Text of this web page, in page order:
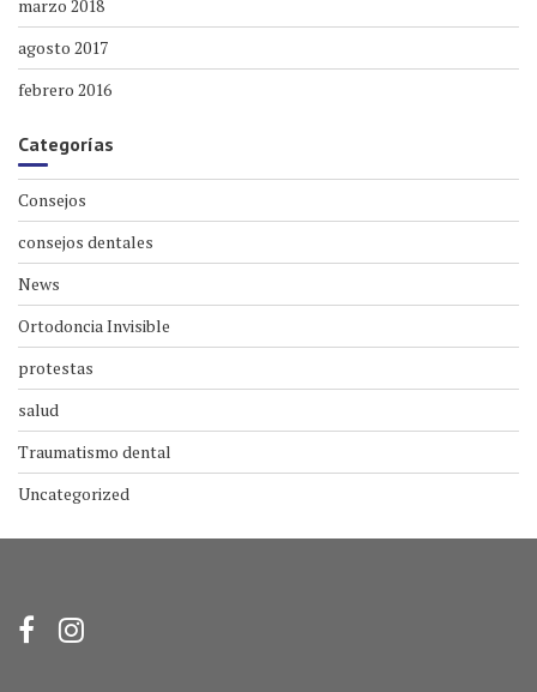
marzo 2018
agosto 2017
febrero 2016
Categorías
Consejos
consejos dentales
News
Ortodoncia Invisible
protestas
salud
Traumatismo dental
Uncategorized